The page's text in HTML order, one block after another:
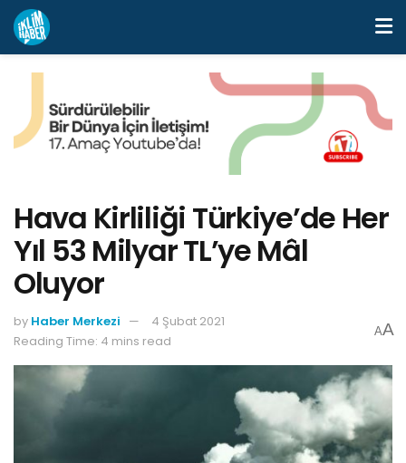
Hava Kirliliği Türkiye’de Her
Yıl 53 Milyar TL’ye Mâl
Oluyor
by Haber Merkezi
4 Şubat 2021
Reading Time: 4 mins read
AA